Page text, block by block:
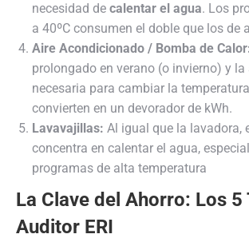
necesidad de calentar el agua. Los
a 40ºC consumen el doble que los de
Aire Acondicionado / Bomba de
prolongado en verano (o invierno) y
necesaria para cambiar la
convierten en un devorador de kWh.
Lavavajillas: Al igual que la lavadora,
concentra en calentar el agua,
programas de alta temperatura
La Clave del Ahorro: Los 5
Auditor ERI